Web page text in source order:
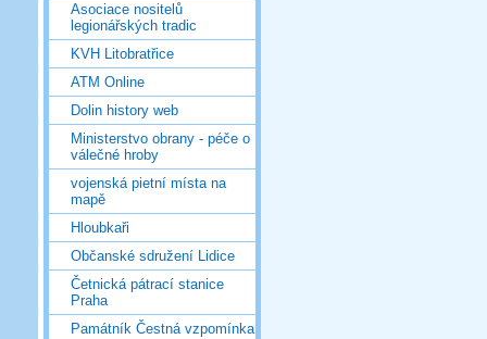
Asociace nositelů
legionářských tradic
KVH Litobratřice
ATM Online
Dolin history web
Ministerstvo obrany - péče o
válečné hroby
vojenská pietní místa na
mapě
Hloubkaři
Občanské sdružení Lidice
Četnická pátrací stanice
Praha
Památník Čestná vzpomínka